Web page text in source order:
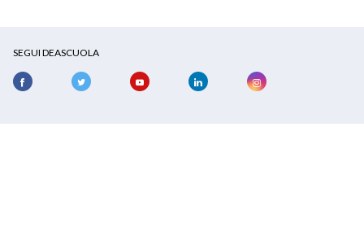
SEGUI DEASCUOLA